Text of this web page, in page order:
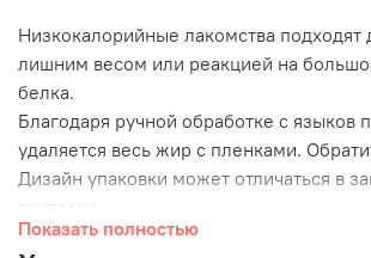
Низкокалорийные лакомства подходят
лишним весом или реакцией на
белка.
Благодаря ручной обработке с языков
удаляется весь жир с пленками.
Дизайн упаковки может отличаться в
Показать полностью